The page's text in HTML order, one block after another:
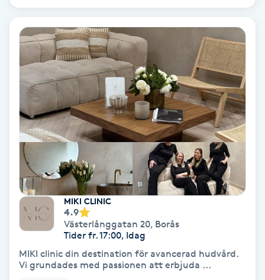
Regndroppsmassage
Reiki
Reikihealing
Reiki massage
Restorative Yoga
Rosacea
Rosenmetoden
Ryggmassage
MIKI CLINIC
4.9
Västerlånggatan 20, Borås
Tider fr. 17:00, Idag
MIKI clinic din destination för avancerad hudvård.
Vi grundades med passionen att erbjuda ...